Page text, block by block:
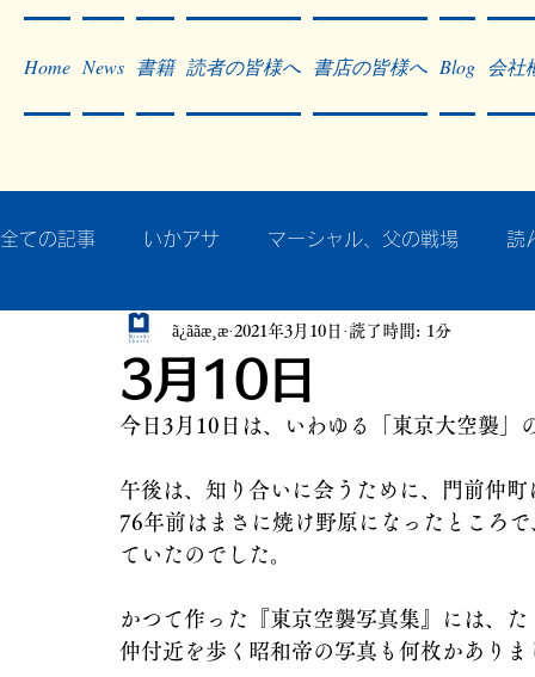
Home News 書籍 読者の皆様へ 書店の皆様へ Blog 会社
全ての記事 いかアサ マーシャル、父の戦場 読
秘蔵写真200枚でたどるアジア・太平洋戦争
作った本・作っている本 記事掲載・広告 病気
3月10日
ã¿ããæ¸æ 2021年3月10日 読了時間: 1分
今日3月10日は、いわゆる「東京大空襲」
午後は、知り合いに会うために、門前仲
76年前はまさに焼け野原になったところ
ていたのでした。
かつて作った『東京空襲写真集』には、
仲付近を歩く昭和帝の写真も何枚かありま